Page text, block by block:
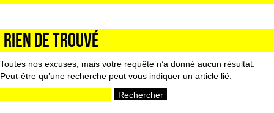
Rien de trouvé
Toutes nos excuses, mais votre requête n’a donné aucun résultat.
Peut-être qu’une recherche peut vous indiquer un article lié.